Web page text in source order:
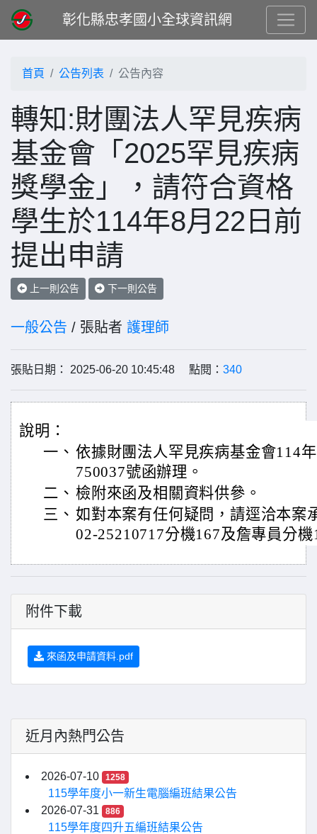
彰化縣忠孝國小全球資訊網
首頁 公告列表 公告內容
轉知:財團法人罕見疾病
基金會「2025罕見疾病
獎學金」，請符合資格
學生於114年8月22日前
提出申請
上一則公告 下一則公告
一般公告 / 張貼者 護理師
張貼日期： 2025-06-20 10:45:48 點閱： 340
說明：
一、 依據財團法人罕見疾病基金會114
750037號函辦理。
二、 檢附來函及相關資料供參。
三、 如對本案有任何疑問，請逕洽本案
02-25210717分機167及詹專員分機
附件下載
來函及申請資料.pdf
近月內熱門公告
2026-07-10 1258
115學年度小一新生電腦編班結果公告
2026-07-31
886
115學年度四升五編班結果公告